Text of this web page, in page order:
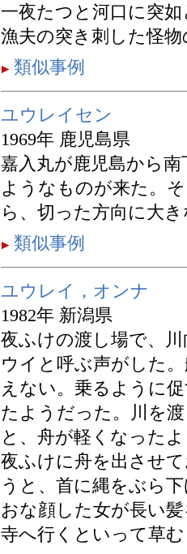
一夜たつと河口に突
漁夫の突き刺した怪
類似事例
ユウレイセン
1969年 鹿児島県
嘉入丸が鹿児島から
ようなものが来た。
ら、切った方向に大
類似事例
ユウレイ，オンナ
1982年 新潟県
夜ふけの渡し場で、
ウイと呼ぶ声がした
えない。乗るように
たようだった。川を
と、舟が軽くなった
夜ふけに舟を出させ
うと、首に縄をぶら
おな顔した女が長い
寺へ行くといって草